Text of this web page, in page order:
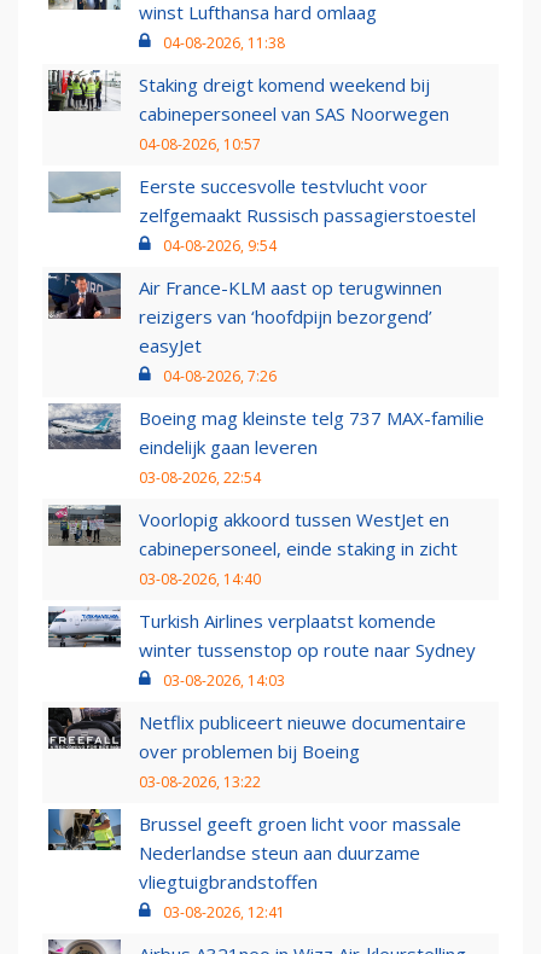
winst Lufthansa hard omlaag
04-08-2026, 11:38
Staking dreigt komend weekend bij
cabinepersoneel van SAS Noorwegen
04-08-2026, 10:57
Eerste succesvolle testvlucht voor
zelfgemaakt Russisch passagierstoestel
04-08-2026, 9:54
Air France-KLM aast op terugwinnen
reizigers van ‘hoofdpijn bezorgend’
easyJet
04-08-2026, 7:26
Boeing mag kleinste telg 737 MAX-familie
eindelijk gaan leveren
03-08-2026, 22:54
Voorlopig akkoord tussen WestJet en
cabinepersoneel, einde staking in zicht
03-08-2026, 14:40
Turkish Airlines verplaatst komende
winter tussenstop op route naar Sydney
03-08-2026, 14:03
Netflix publiceert nieuwe documentaire
over problemen bij Boeing
03-08-2026, 13:22
Brussel geeft groen licht voor massale
Nederlandse steun aan duurzame
vliegtuigbrandstoffen
03-08-2026, 12:41